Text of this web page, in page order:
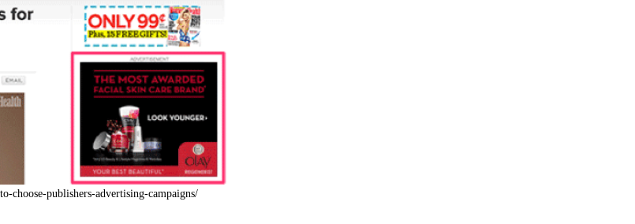
choose-publishers-advertising-campaigns/